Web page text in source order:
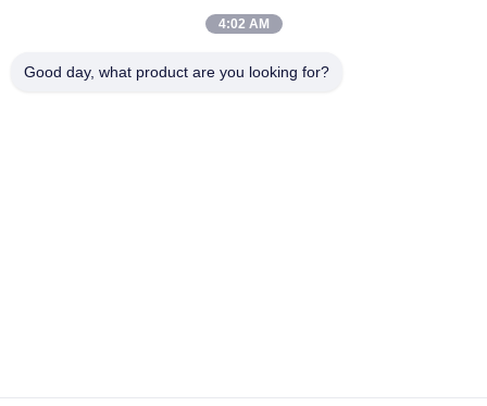
G7500-12X, vidéoconférence Polycom G7500, objectif
4:02 AM
Good day, what product are you looking for?